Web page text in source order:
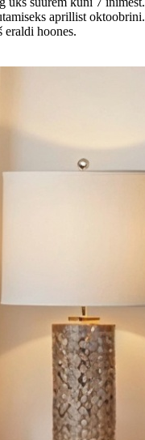
aprillist oktoobrini.
eraldi hoones.